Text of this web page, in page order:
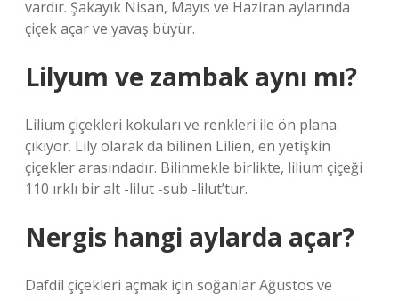
vardır. Şakayık Nisan, Mayıs ve Haziran aylarında
çiçek açar ve yavaş büyür.
Lilyum ve zambak aynı mı?
Lilium çiçekleri kokuları ve renkleri ile ön plana
çıkıyor. Lily olarak da bilinen Lilien, en yetişkin
çiçekler arasındadır. Bilinmekle birlikte, lilium çiçeği
110 ırklı bir alt -lilut -sub -lilut’tur.
Nergis hangi aylarda açar?
Dafdil çiçekleri açmak için soğanlar Ağustos ve